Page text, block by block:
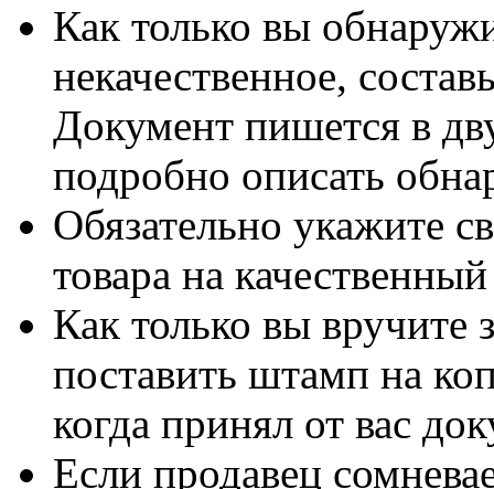
Как только вы
некачественное,
Документ пишется в
подробно описать
Обязательно укажите
товара на
Как только вы вручите
поставить штамп на
когда принял от вас
Если продавец